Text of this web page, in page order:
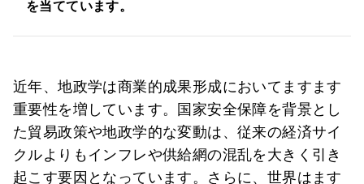
を当てています。
近年、地政学は商業的成果形成においてますます
重要性を増しています。国家安全保障を背景とし
た貿易政策や地政学的な変動は、従来の経済サイ
クルよりもインフレや供給網の混乱を大きく引き
起こす要因となっています。さらに、世界はます